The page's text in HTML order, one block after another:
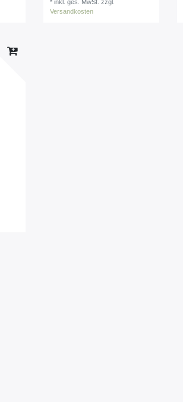
*inkl. ges. MwSt. zzgl.
Versandkosten